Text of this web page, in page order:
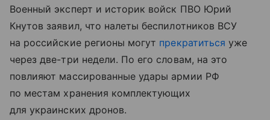
Военный эксперт и историк войск ПВО Юрий
Кнутов заявил, что налеты беспилотников ВСУ
на российские регионы могут прекратиться уже
через две-три недели. По его словам, на это
повлияют массированные удары армии РФ
по местам хранения комплектующих
для украинских дронов.